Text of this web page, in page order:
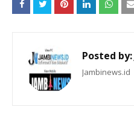
Posted by:
Jambinews.id